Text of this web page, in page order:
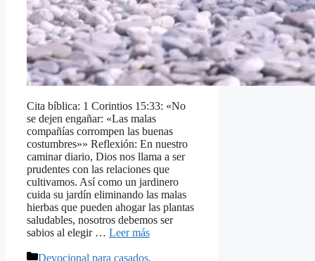
Cita bíblica: 1 Corintios 15:33: «No
se dejen engañar: «Las malas
compañías corrompen las buenas
costumbres»» Reflexión: En nuestro
caminar diario, Dios nos llama a ser
prudentes con las relaciones que
cultivamos. Así como un jardinero
cuida su jardín eliminando las malas
hierbas que pueden ahogar las plantas
saludables, nosotros debemos ser
sabios al elegir … Leer más
Categorías
Devocional para casados,